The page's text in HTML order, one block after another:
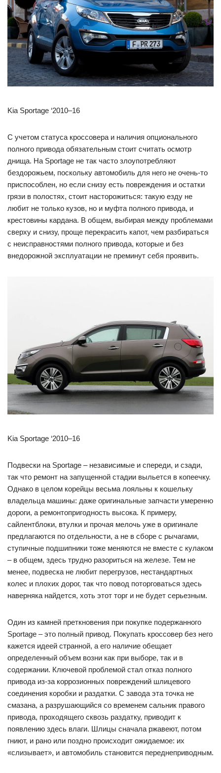
Kia Sportage ‘2010–16
С учетом статуса кроссовера и наличия опционального
полного привода обязательным стоит считать осмотр
днища. На Sportage не так часто злоупотребляют
бездорожьем, поскольку автомобиль для него не очень-то
приспособлен, но если снизу есть повреждения и остатки
грязи в полостях, стоит насторожиться: такую езду не
любит не только кузов, но и муфта полного привода, и
крестовины кардана. В общем, выбирая между проблемами
сверху и снизу, проще перекрасить капот, чем разбираться
с неисправностями полного привода, которые и без
внедорожной эксплуатации не преминут себя проявить.
Kia Sportage ‘2010–16
Подвески на Sportage – независимые и спереди, и сзади,
так что ремонт на запущенной стадии выльется в копеечку.
Однако в целом корейцы весьма лояльны к кошельку
владельца машины: даже оригинальные запчасти умеренно
дороги, а ремонтопригодность высока. К примеру,
сайлентблоки, втулки и прочая мелочь уже в оригинале
предлагаются по отдельности, а не в сборе с рычагами,
ступичные подшипники тоже меняются не вместе с кулаком
– в общем, здесь трудно разориться на железе. Тем не
менее, подвеска не любит перегрузов, нестандартных
колес и плохих дорог, так что повод поторговаться здесь
наверняка найдется, хоть этот торг и не будет серьезным.
Один из камней преткновения при покупке подержанного
Sportage – это полный привод. Покупать кроссовер без него
кажется идеей странной, а его наличие обещает
определенный объем возни как при выборе, так и в
содержании. Ключевой проблемой стал отказ полного
привода из-за коррозионных повреждений шлицевого
соединения коробки и раздатки. С завода эта точка не
смазана, а разрушающийся со временем сальник правого
привода, проходящего сквозь раздатку, приводит к
появлению здесь влаги. Шлицы сначала ржавеют, потом
гниют, и рано или поздно происходит ожидаемое: их
«слизывает», и автомобиль становится переднеприводным.